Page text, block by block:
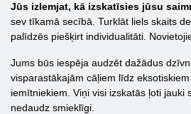
Jūs izlemjat, kā izskatīsies jūsu
sev tīkamā secībā. Turklāt liels skaits
palīdzēs piešķirt individualitāti.
Jums būs iespēja audzēt dažādus
visparastākajām cāļiem līdz
iemītniekiem. Viņi visi izskatās ļoti jauki
nedaudz smieklīgi.